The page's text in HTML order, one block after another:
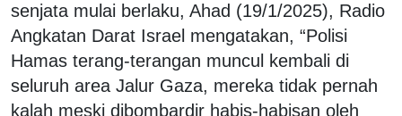
senjata mulai berlaku, Ahad (19/1/2025), Radio
Angkatan Darat Israel mengatakan, “Polisi
Hamas terang-terangan muncul kembali di
seluruh area Jalur Gaza, mereka tidak pernah
kalah meski dibombardir habis-habisan oleh